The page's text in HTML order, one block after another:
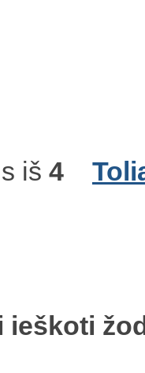
iš 4
ieškoti